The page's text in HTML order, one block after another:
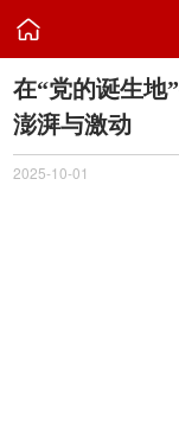

在“党的诞生地
澎湃与激动
2025-10-01